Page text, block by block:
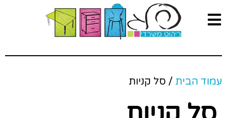
עמוד הבית / סל קניות